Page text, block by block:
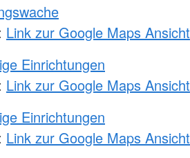
Link zur Google Maps Ansicht
Einrichtungen
Link zur Google Maps Ansicht
Einrichtungen
Link zur Google Maps Ansicht